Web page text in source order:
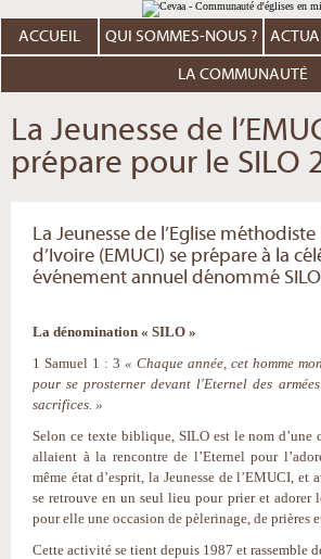
au
contenu.
Aller
personnels
ACCUEIL QUI SOMMES-NOUS ?
LA COMMUNAUTÉ
La Jeunesse de
prépare pour le SILO
La Jeunesse de l’Eglise
d’Ivoire (EMUCI) se prépare à la
événement annuel dénommé
La dénomination « SILO »
1 Samuel 1 : 3 « Chaque année, cet homme
pour se prosterner devant l'Eternel des
sacrifices. »
Selon ce texte biblique, SILO est le nom d’une
allaient à la rencontre de l’Eternel pour
même état d’esprit, la Jeunesse de l’EMUCI, et
se retrouve en un seul lieu pour prier et adorer
pour elle une occasion de pèlerinage, de prières
Cette activité se tient depuis 1987 et rassemble